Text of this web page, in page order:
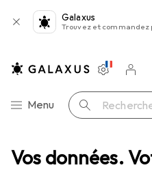
Vos données.
Galaxus
Trouvez et commandez
Navigation par catégorie
Menu Recherche
Paramètres
Compte
Listes de
Listes
Panier
Stockage SSD WD